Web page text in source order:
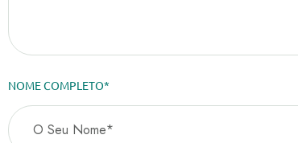
NOME COMPLETO*